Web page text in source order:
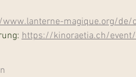
magique.org/
https://kinoraetia.ch/